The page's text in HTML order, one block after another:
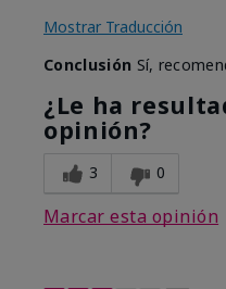
Mostrar Traducción
Conclusión Sí,
¿Le ha
opinión?
3 0
Marcar esta opinión